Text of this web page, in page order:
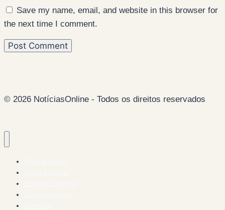
Save my name, email, and website in this browser for
the next time I comment.
© 2026 NotíciasOnline - Todos os direitos reservados